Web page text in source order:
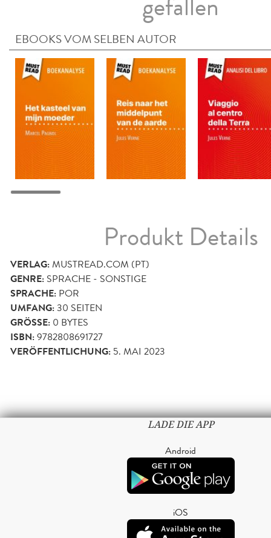
EBOOKS VOM SELBEN AUTOR
Produkt Details
VERLAG:MUSTREAD.COM (PT)
GENRE: SPRACHE - SONSTIGE
SPRACHE: POR
UMFANG:30 SEITEN
GRÖSSE: 0 BYTES
ISBN:9782808691727
VERÖFFENTLICHUNG: 5. MAI 2023
LADE DIE APP
Android
iOS